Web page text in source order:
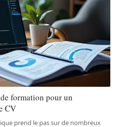
formation pour un
CV
prend le pas sur de nombreux